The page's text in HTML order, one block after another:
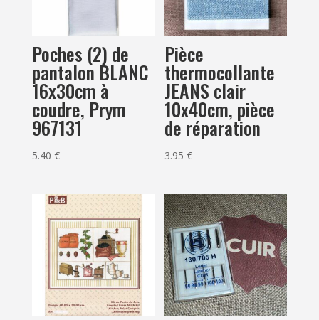
Poches (2) de
pantalon BLANC
16x30cm à
coudre, Prym
967131
5.40 €
Pièce
thermocollante
JEANS clair
10x40cm, pièce
de réparation
3.95€